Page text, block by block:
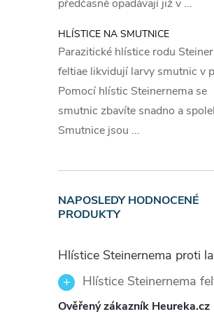
předčasně opadávají již v ...
HLÍSTICE NA SMUTNICE
Parazitické hlístice rodu
feltiae likvidují larvy smutnic v
Pomocí hlístic Steinernema se
smutnic zbavíte snadno a
Smutnice jsou ...
NAPOSLEDY HODNOCENÉ
PRODUKTY
Hlístice Steinernema
Ověřený zákazník Heureka.cz